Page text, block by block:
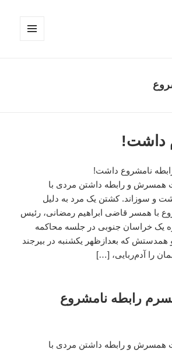
داشت!
نامشروع داشت!
همسرش و رابطه داشتن مردی با
و سوزاند. کشتن یک مرد به دلیل
با همسر قاضی ابراهیم رمضانی، رئیس
یک خراسان جنوبی در جلسه محاکمه
همدستش که بعدازظهر یکشنبه در بیرجند
را آدم‌ربایی، […]
رابطه نامشروع
همسرش و رابطه داشتن مردی با